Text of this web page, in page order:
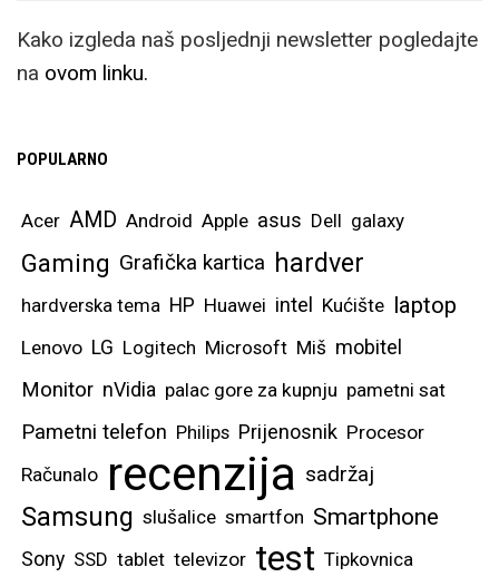
Kako izgleda naš posljednji newsletter pogledajte
na ovom linku.
POPULARNO
Acer AMD Android Apple asus Dell galaxy
Gaming Grafička kartica hardver
hardverska tema HP Huawei intel Kućište laptop
Lenovo LG Logitech Microsoft Miš mobitel
Monitor nVidia palac gore za kupnju pametni sat
Pametni telefon Philips Prijenosnik Procesor
Računalo recenzija sadržaj
Samsung slušalice smartfon Smartphone
Sony SSD tablet televizor test Tipkovnica